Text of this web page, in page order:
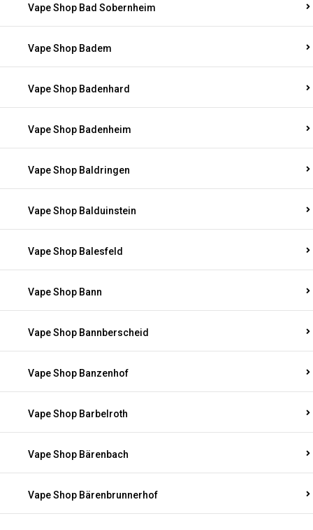
Vape Shop Bad Sobernheim
Vape Shop Badem
Vape Shop Badenhard
Vape Shop Badenheim
Vape Shop Baldringen
Vape Shop Balduinstein
Vape Shop Balesfeld
Vape Shop Bann
Vape Shop Bannberscheid
Vape Shop Banzenhof
Vape Shop Barbelroth
Vape Shop Bärenbach
Vape Shop Bärenbrunnerhof